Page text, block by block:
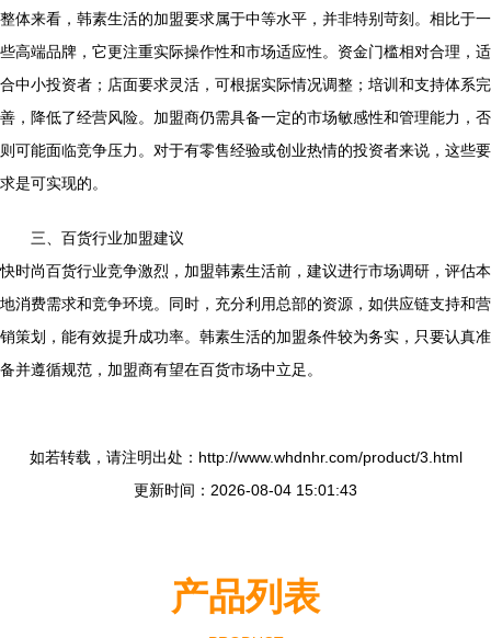
整体来看，韩素生活的加盟要求属于中等水平，并非特别苛刻。相比于一
些高端品牌，它更注重实际操作性和市场适应性。资金门槛相对合理，适
合中小投资者；店面要求灵活，可根据实际情况调整；培训和支持体系完
善，降低了经营风险。加盟商仍需具备一定的市场敏感性和管理能力，否
则可能面临竞争压力。对于有零售经验或创业热情的投资者来说，这些要
求是可实现的。
三、百货行业加盟建议
快时尚百货行业竞争激烈，加盟韩素生活前，建议进行市场调研，评估本
地消费需求和竞争环境。同时，充分利用总部的资源，如供应链支持和营
销策划，能有效提升成功率。韩素生活的加盟条件较为务实，只要认真准
备并遵循规范，加盟商有望在百货市场中立足。
如若转载，请注明出处：http://www.whdnhr.com/product/3.html
更新时间：2026-08-04 15:01:43
产品列表